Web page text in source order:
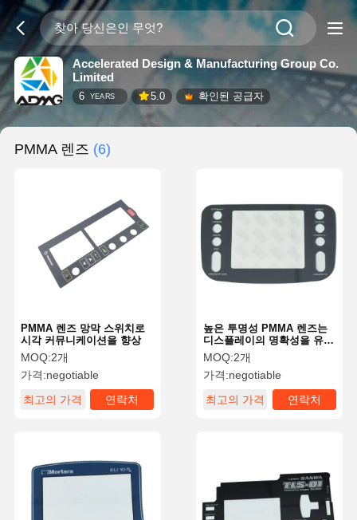
Accelerated Design & Manufacturing Group Co.
Limited
6 YEARS 5.0 확인된 공급자
PMMA 렌즈 (6)
PMMA 렌즈 망막 스위치로
시각 커뮤니케이션을 향상
MOQ:2개
가격:negotiable
최고의 가격
연락처
높은 투명성 PMMA 렌즈는
디스플레이의 명확성을 유지
하면서 94%의 빛 전달을 허
용합니다.
MOQ:2개
가격:negotiable
최고의 가격
연락처